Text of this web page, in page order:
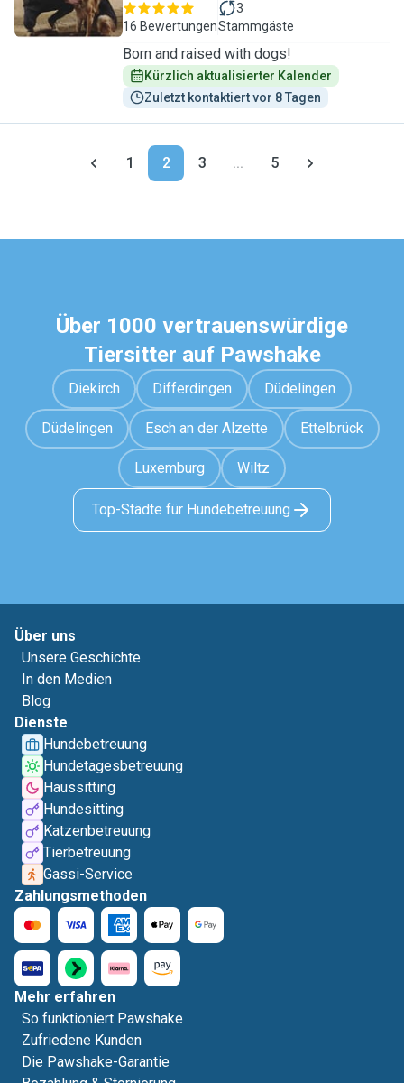
16 Bewertungen
3
Stammgäste
Born and raised with dogs!
Kürzlich aktualisierter Kalender
Zuletzt kontaktiert vor 8 Tagen
1 2 3 ... 5
Über 1000 vertrauenswürdige
Tiersitter auf Pawshake
Diekirch Differdingen Düdelingen
Düdelingen Esch an der Alzette Ettelbrück
Luxemburg Wiltz
Top-Städte für Hundebetreuung
Über uns
Unsere Geschichte
In den Medien
Blog
Dienste
Hundebetreuung
Hundetagesbetreuung
Haussitting
Hundesitting
Katzenbetreuung
Tierbetreuung
Gassi-Service
Zahlungsmethoden
Mehr erfahren
So funktioniert Pawshake
Zufriedene Kunden
Die Pawshake-Garantie